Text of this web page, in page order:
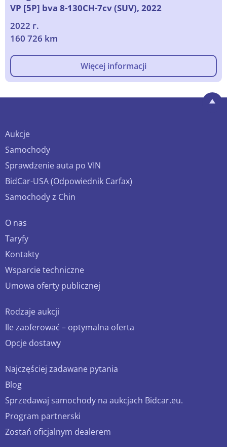
VP [5P] bva 8-130CH-7cv (SUV), 2022
2022 г.
160 726 km
Więcej informacji
Aukcje
Samochody
Sprawdzenie auta po VIN
BidCar-USA (Odpowiednik Carfax)
Samochody z Chin
O nas
Taryfy
Kontakty
Wsparcie techniczne
Umowa oferty publicznej
Rodzaje aukcji
Ile zaoferować – optymalna oferta
Opcje dostawy
Najczęściej zadawane pytania
Blog
Sprzedawaj samochody na aukcjach Bidcar.eu.
Program partnerski
Zostań oficjalnym dealerem